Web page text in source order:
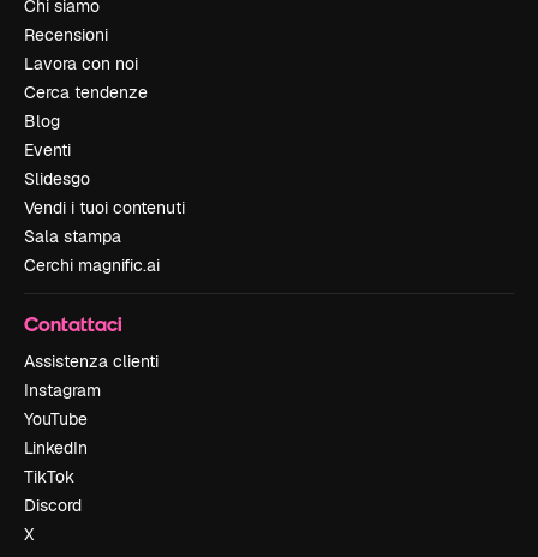
Chi siamo
Recensioni
Lavora con noi
Cerca tendenze
Blog
Eventi
Slidesgo
Vendi i tuoi contenuti
Sala stampa
Cerchi magnific.ai
Contattaci
Assistenza clienti
Instagram
YouTube
LinkedIn
TikTok
Discord
X